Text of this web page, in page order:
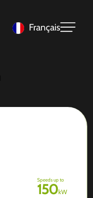
Français
Speeds up to
150kW